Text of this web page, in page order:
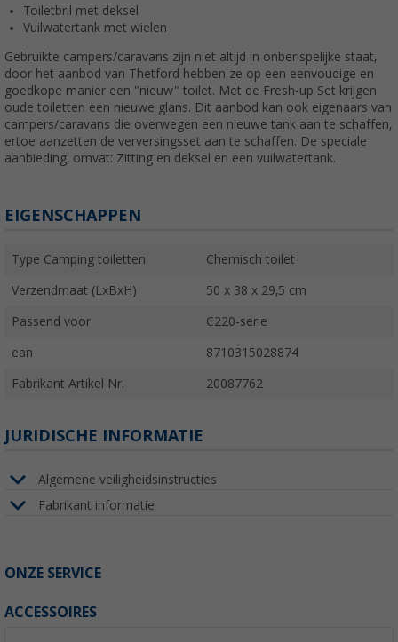
Toiletbril met deksel
Vuilwatertank met wielen
Gebruikte campers/caravans zijn niet altijd in onberispelijke staat,
door het aanbod van Thetford hebben ze op een eenvoudige en
goedkope manier een "nieuw" toilet. Met de Fresh-up Set krijgen
oude toiletten een nieuwe glans. Dit aanbod kan ook eigenaars van
campers/caravans die overwegen een nieuwe tank aan te schaffen,
ertoe aanzetten de verversingsset aan te schaffen. De speciale
aanbieding, omvat: Zitting en deksel en een vuilwatertank.
EIGENSCHAPPEN
Type Camping toiletten Chemisch toilet
Verzendmaat (LxBxH) 50 x 38 x 29,5 cm
Passend voor C220-serie
ean 8710315028874
Fabrikant Artikel Nr. 20087762
JURIDISCHE INFORMATIE
Algemene veiligheidsinstructies
Fabrikant informatie
ONZE SERVICE
ACCESSOIRES